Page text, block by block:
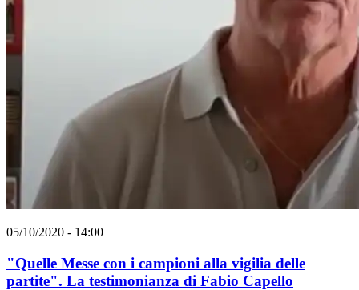
05/10/2020 - 14:00
"Quelle Messe con i campioni alla vigilia delle
partite". La testimonianza di Fabio Capello